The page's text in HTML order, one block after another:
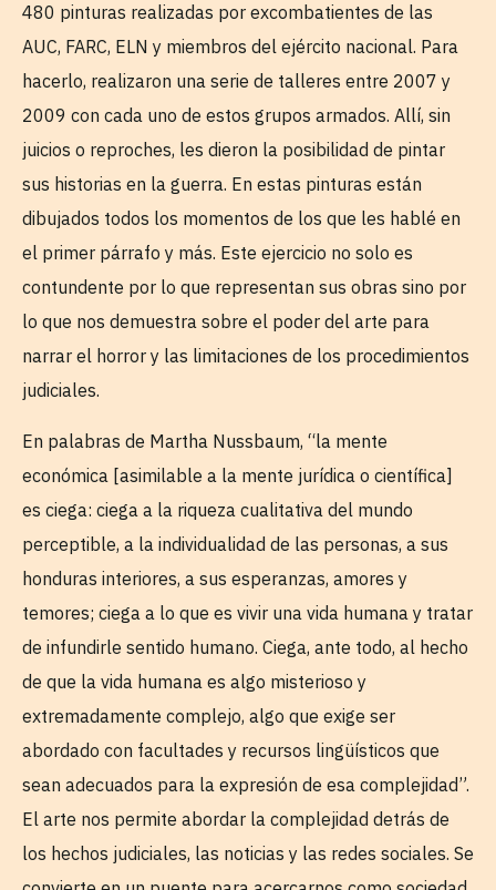
480 pinturas realizadas por excombatientes de las
AUC, FARC, ELN y miembros del ejército nacional. Para
hacerlo, realizaron una serie de talleres entre 2007 y
2009 con cada uno de estos grupos armados. Allí, sin
juicios o reproches, les dieron la posibilidad de pintar
sus historias en la guerra. En estas pinturas están
dibujados todos los momentos de los que les hablé en
el primer párrafo y más. Este ejercicio no solo es
contundente por lo que representan sus obras sino por
lo que nos demuestra sobre el poder del arte para
narrar el horror y las limitaciones de los procedimientos
judiciales.
En palabras de Martha Nussbaum, “la mente
económica [asimilable a la mente jurídica o científica]
es ciega: ciega a la riqueza cualitativa del mundo
perceptible, a la individualidad de las personas, a sus
honduras interiores, a sus esperanzas, amores y
temores; ciega a lo que es vivir una vida humana y tratar
de infundirle sentido humano. Ciega, ante todo, al hecho
de que la vida humana es algo misterioso y
extremadamente complejo, algo que exige ser
abordado con facultades y recursos lingüísticos que
sean adecuados para la expresión de esa complejidad”.
El arte nos permite abordar la complejidad detrás de
los hechos judiciales, las noticias y las redes sociales. Se